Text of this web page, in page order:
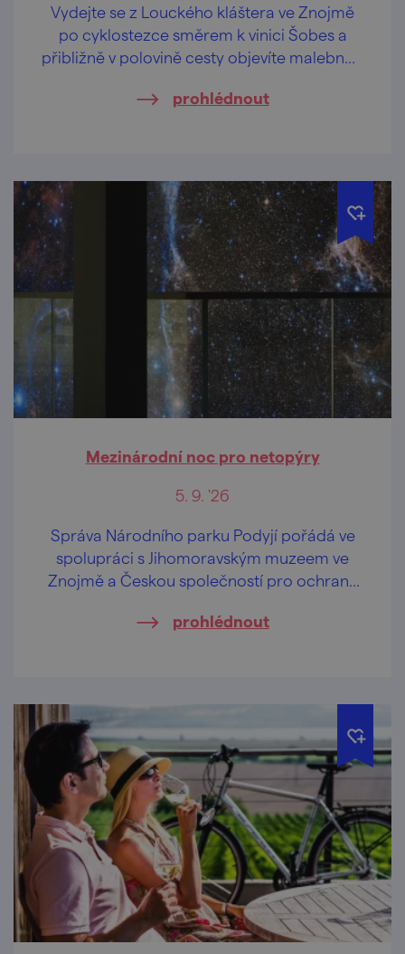
Vydejte se z Louckého kláštera ve Znojmě
po cyklostezce směrem k vinici Šobes a
přibližně v polovině cesty objevíte malebnou
prohlédnout
Mezinárodní noc pro netopýry
5. 9. '26
Správa Národního parku Podyjí pořádá ve
spolupráci s Jihomoravským muzeem ve
Znojmě a Českou společností pro ochranu
netopýry.
prohlédnout